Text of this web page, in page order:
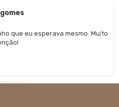
que eu esperava mesmo. Muito